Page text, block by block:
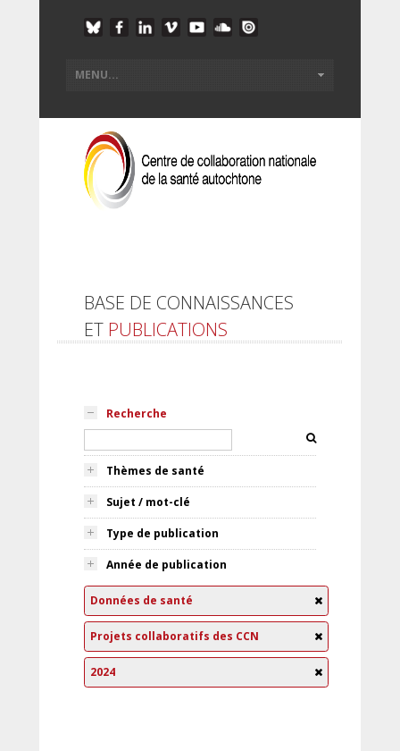
BASE DE CONNAISSANCES
ET PUBLICATIONS
Recherche
Thèmes de santé
Sujet / mot-clé
Type de publication
Année de publication
Données de santé
Projets collaboratifs des CCN
2024